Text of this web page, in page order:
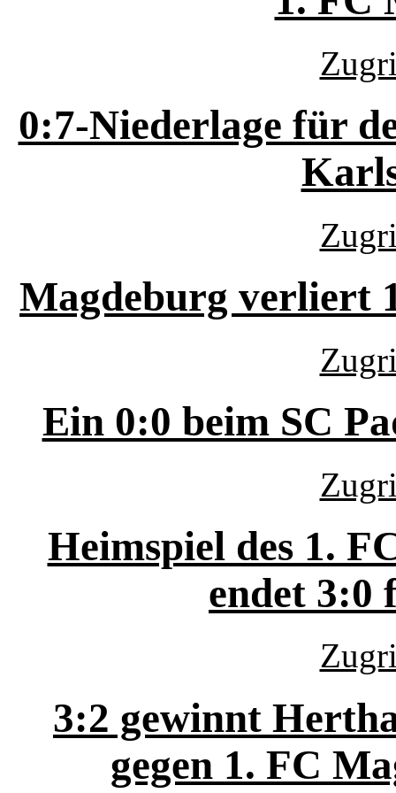
0:7-Niederlage für
Magdeburg verliert
Ein 0:0 beim SC
Heimspiel des 1.
endet 3:0
3:2 gewinnt
gegen 1. FC